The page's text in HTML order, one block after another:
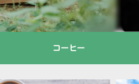
コーヒー